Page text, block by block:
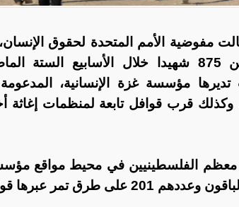
مفوضية الأمم المتحدة لحقوق الإنسان،
لا يقل عن 875 شهيدا خلال الأسابيع
مؤسسة غزة الإنسانية،
وكذلك قرب قوافل تابعة لمنظمات إغاثة
الفلسطينيين في محيط مواقع مؤسسة
على طرق تمر عبرها قوافل إغاثة أخرى.